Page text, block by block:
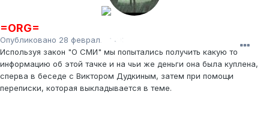
=ORG=
Опубликовано 28 февраля, 2012
Используя закон "О СМИ" мы попытались получить какую то
информацию об этой тачке и на чьи же деньги она была куплена,
сперва в беседе с Виктором Дудкиным, затем при помощи
переписки, которая выкладывается в теме.